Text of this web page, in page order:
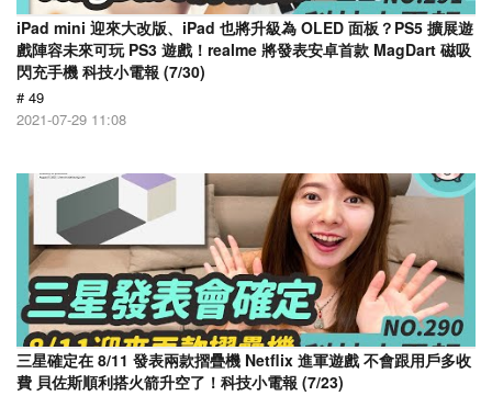
iPad mini 迎來大改版、iPad 也將升級為 OLED 面板？PS5 擴展遊
戲陣容未來可玩 PS3 遊戲！realme 將發表安卓首款 MagDart 磁吸
閃充手機 科技小電報 (7/30)
# 49
2021-07-29 11:08
三星確定在 8/11 發表兩款摺疊機 Netflix 進軍遊戲 不會跟用戶多收
費 貝佐斯順利搭火箭升空了！科技小電報 (7/23)